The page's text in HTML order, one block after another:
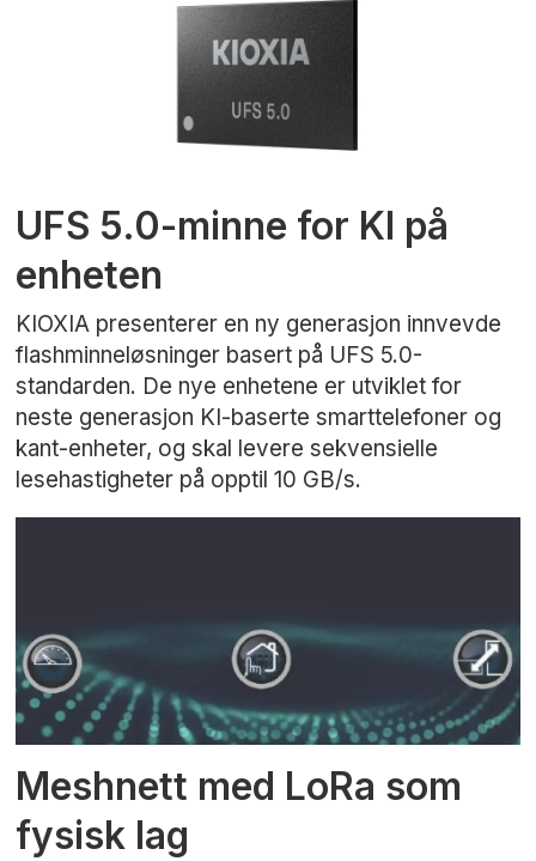
UFS 5.0-minne for KI på
enheten
KIOXIA presenterer en ny generasjon innvevde
flashminneløsninger basert på UFS 5.0-
standarden. De nye enhetene er utviklet for
neste generasjon KI-baserte smarttelefoner og
kant-enheter, og skal levere sekvensielle
lesehastigheter på opptil 10 GB/s.
Meshnett med LoRa som
fysisk lag